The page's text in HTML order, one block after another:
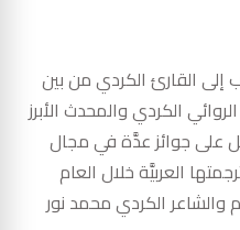
إلى القارئ الكردي من بين
الكردي والمحدث الأبرز
2007، والحاصل على جوائز عدَّة في مجال
العربيَّة خلال العام
والشاعر الكردي محمد نور